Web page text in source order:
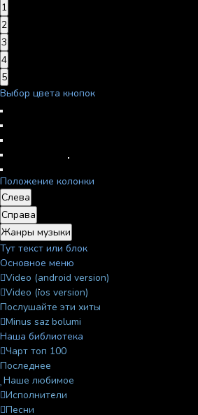
1
2
3
4
5
Выбор цвета кнопок
Положение колонки
Слева
Справа
Жанры музыки
Тут текст или блок
Основное меню
Video (android version)
Video (ios version)
Послушайте эти хиты
Minus saz bolumi
Наша библиотека
Чарт топ 100
Последнее
Наше любимое
Исполнители
Песни